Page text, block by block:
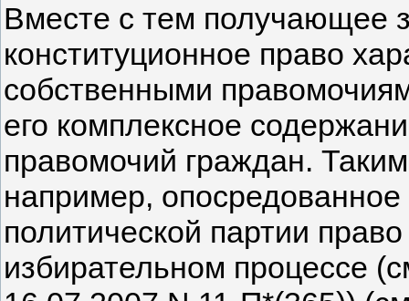
Вместе с тем получающее
конституционное право
собственными
его комплексное
правомочий граждан.
например,
политической партии
избирательном процессе